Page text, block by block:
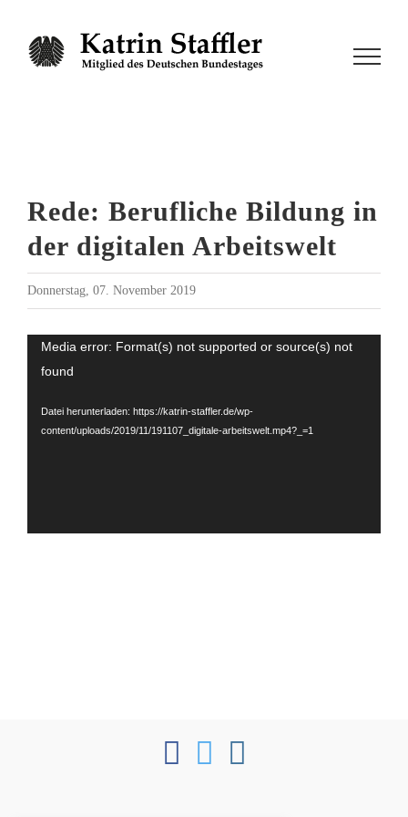
Inhalt
Rede: Berufliche Bildung in
der digitalen Arbeitswelt
Donnerstag, 07. November 2019
Video-
Player
Media error: Format(s) not supported or source(s) not
found
Datei herunterladen: https://katrin-staffler.de/wp-
content/uploads/2019/11/191107_digitale-arbeitswelt.mp4?_=1